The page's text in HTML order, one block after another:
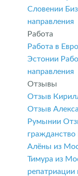
Словении
направления
Работа
Работа в
Эстонии
направления
Отзывы
Отзыв
Отзыв
Румынии
Алёны из
Тимура из
репатриации